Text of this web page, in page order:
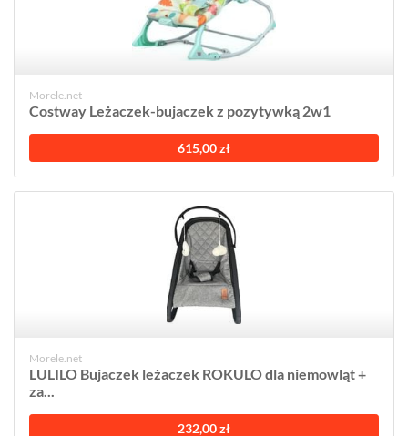
Morele.net
Costway Leżaczek-bujaczek z pozytywką 2w1
615,00 zł
Morele.net
LULILO Bujaczek leżaczek ROKULO dla niemowląt +
za...
232,00 zł